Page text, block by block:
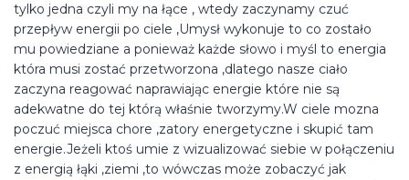
tylko jedna czyli my na łące , wtedy zaczynamy czuć
przepływ energii po ciele ,Umysł wykonuje to co zostało
mu powiedziane a ponieważ każde słowo i myśl to energia
która musi zostać przetworzona ,dlatego nasze ciało
zaczyna reagować naprawiając energie które nie są
adekwatne do tej którą właśnie tworzymy.W ciele mozna
poczuć miejsca chore ,zatory energetyczne i skupić tam
energie.Jeżeli ktoś umie z wizualizować siebie w połączeniu
z energią łąki ,ziemi ,to wówczas może zobaczyć jak